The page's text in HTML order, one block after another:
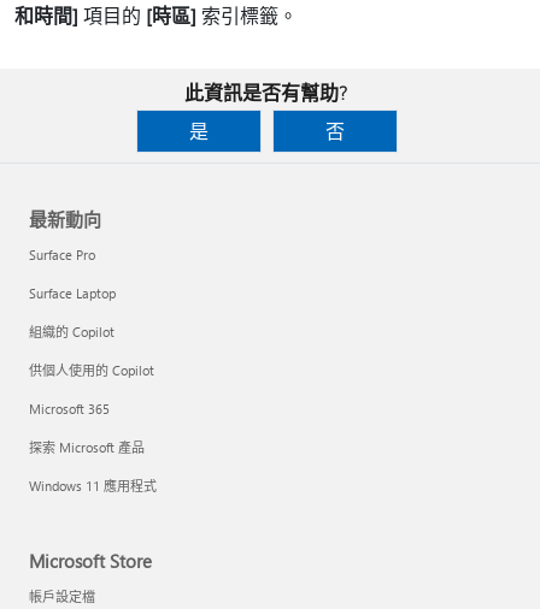
和時間] 項目的 [時區] 索引標籤。
此資訊是否有幫助?
是
否
最新動向
Surface Pro
Surface Laptop
組織的 Copilot
供個人使用的 Copilot
Microsoft 365
探索 Microsoft 產品
Windows 11 應用程式
Microsoft Store
帳戶設定檔